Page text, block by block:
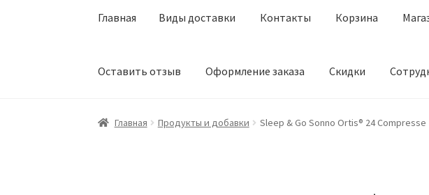
Главная Виды доставки Контакты Корзина
Оставить отзыв Оформление заказа Скидки
Главная Виды доставки Контакты Корзина Магазин Мой аккаунт
Главная Продукты и добавки Sleep & Go Sonno Ortis® 24 Compresse